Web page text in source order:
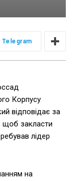
Telegram
Корпусу
відповідає за
щоб закласти
лідер
на